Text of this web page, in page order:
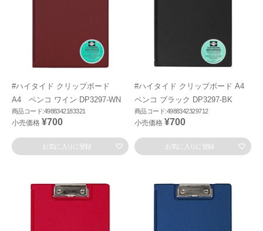
#ハイタイド クリップボード
A4 ペンコ ワイン DP3297-WN
商品コード:4988342183321
小売価格 ¥700
お気に入りに登録
#ハイタイド クリップボード A4
ペンコ ブラック DP3297-BK
商品コード:4988342329712
小売価格 ¥700
お気に入りに登録